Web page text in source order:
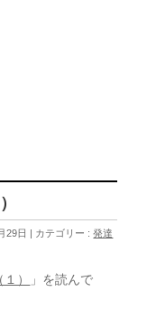
29日 カテゴリー :発達
）
」を読んで